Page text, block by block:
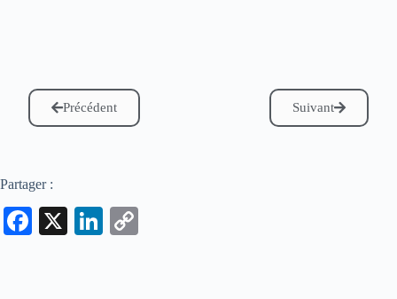
Précédent Suivant
Partager :
Fa
X
Li